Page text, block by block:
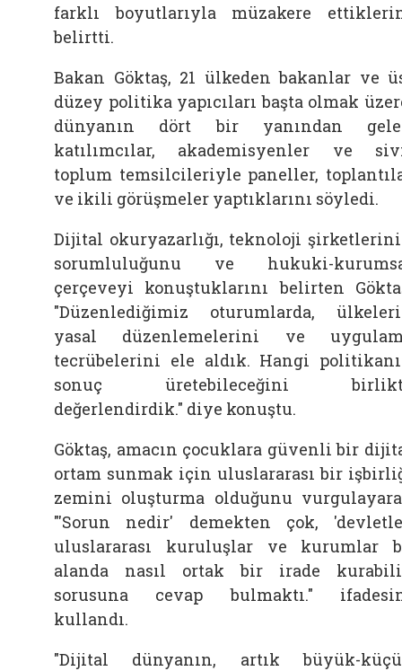
farklı boyutlarıyla müzakere
belirtti.
Bakan Göktaş, 21 ülkeden bakanlar ve
düzey politika yapıcıları başta olmak
dünyanın dört bir yanından
katılımcılar, akademisyenler ve
toplum temsilcileriyle paneller,
ve ikili görüşmeler yaptıklarını söyledi.
Dijital okuryazarlığı, teknoloji
sorumluluğunu ve hukuki-
çerçeveyi konuştuklarını belirten
"Düzenlediğimiz oturumlarda,
yasal düzenlemelerini ve
tecrübelerini ele aldık. Hangi
sonuç üretebileceğini
değerlendirdik." diye konuştu.
Göktaş, amacın çocuklara güvenli bir
ortam sunmak için uluslararası bir
zemini oluşturma olduğunu
"'Sorun nedir' demekten çok,
uluslararası kuruluşlar ve kurumlar
alanda nasıl ortak bir irade
sorusuna cevap bulmaktı."
kullandı.
"Dijital dünyanın, artık büyük-